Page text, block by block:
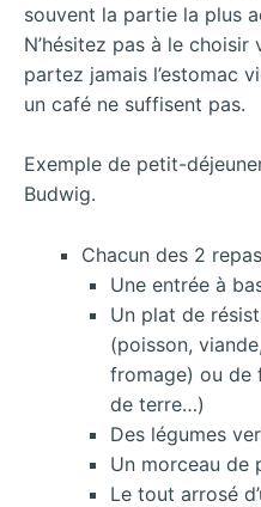
souvent la partie la plus
N’hésitez pas à le
partez jamais l’estomac
un café ne suffisent pas.
Exemple de petit-
Budwig.
Chacun des 2
Une entrée à
Un plat de
(poisson,
fromage) ou de
de terre…)
Des légumes
Un morceau de
Le tout arrosé